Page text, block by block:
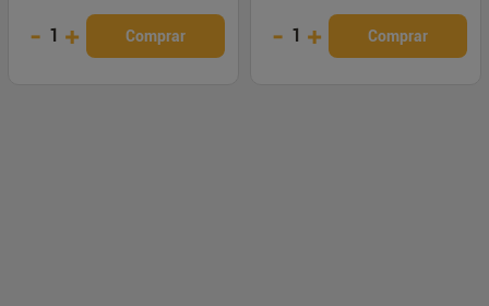
- 1 + Comprar - 1 + Comprar